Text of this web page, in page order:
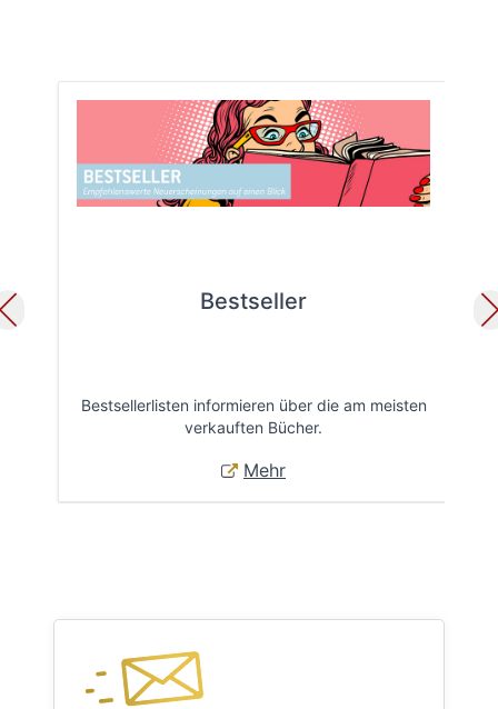
Bestseller
Bestsellerlisten informieren über die am meisten
verkauften Bücher.
Mehr